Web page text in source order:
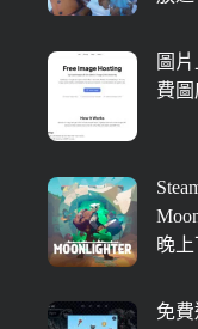
圖
費
晚
免